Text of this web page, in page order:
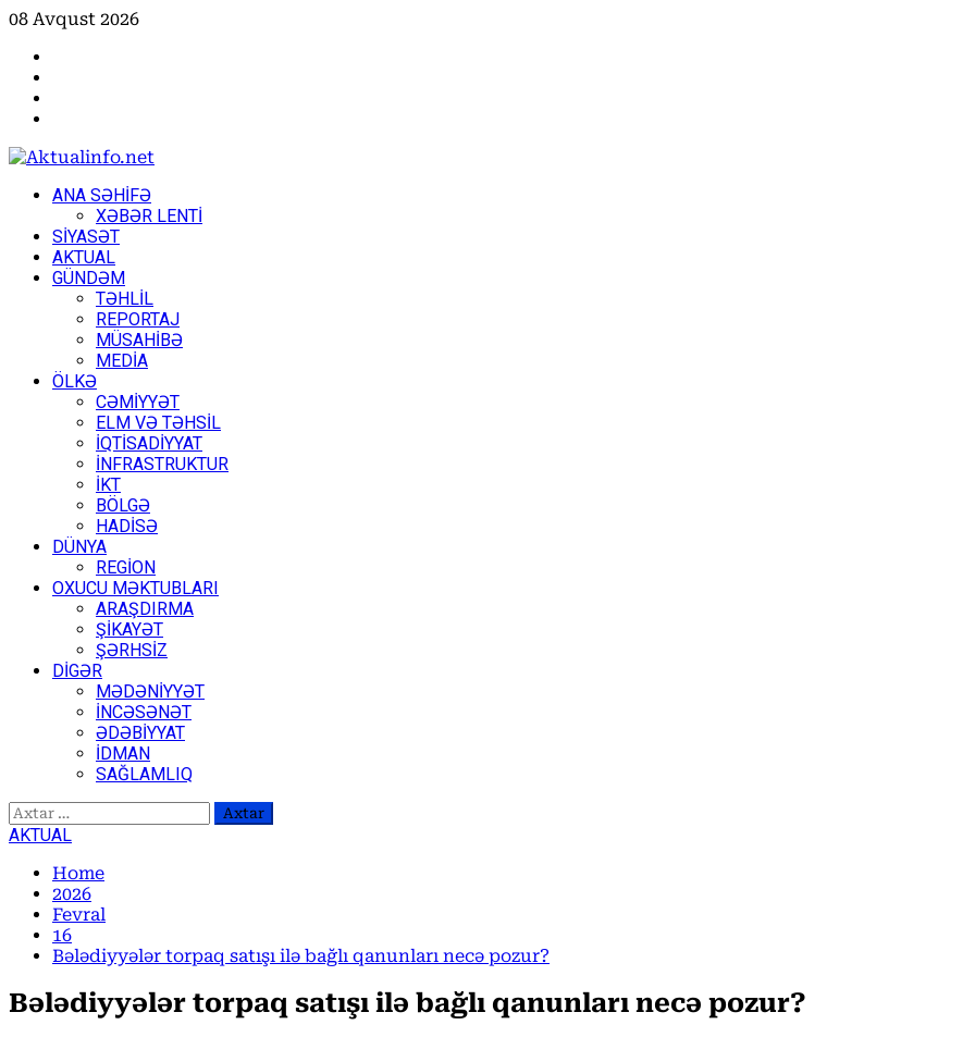
Skip
content
08 Avqust 2026
PrimaryANA SƏHİFƏ
XƏBƏR LENTİ
SİYASƏT
AKTUAL
GÜNDƏM
TƏHLİL
REPORTAJ
MÜSAHİBƏ
MEDİA
ÖLKƏ
CƏMİYYƏT
ELM VƏ TƏHSİL
İQTİSADİYYAT
İNFRASTRUKTUR
İKT
BÖLGƏ
HADİSƏ
DÜNYA
REGİON
OXUCU MƏKTUBLARI
ARAŞDIRMA
ŞİKAYƏT
ŞƏRHSİZ
DİGƏR
MƏDƏNİYYƏT
İNCƏSƏNƏT
ƏDƏBİYYAT
İDMAN
SAĞLAMLIQ
Axtarış:
AKTUAL
Home
2026
Fevral
16
Bələdiyyələr torpaq satışı ilə bağlı qanunları necə pozur?
Bələdiyyələr torpaq satışı ilə bağlı qanunları necə pozur?